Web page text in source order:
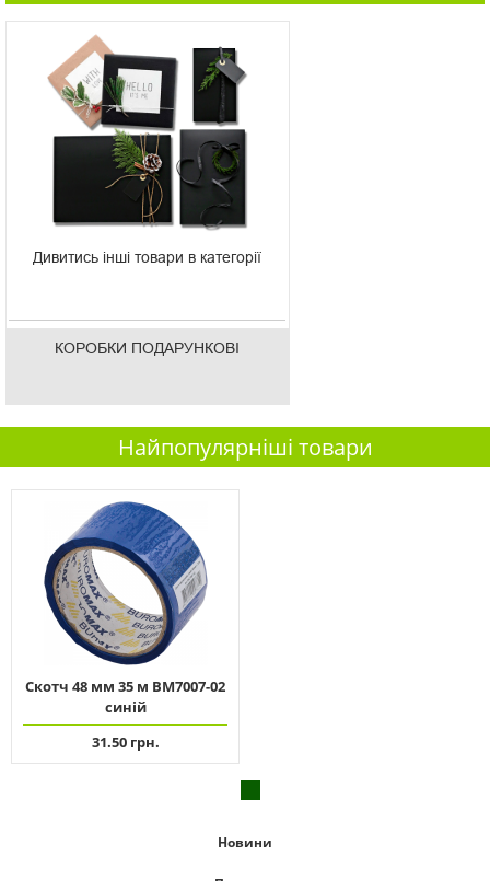
Дивитись інші товари в категорії
КОРОБКИ ПОДАРУНКОВІ
Найпопулярніші товари
Скотч 48 мм 35 м ВМ7007-02
синій
31.50 грн.
Новини